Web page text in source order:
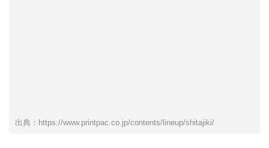
出典：https://www.printpac.co.jp/contents/lineup/shitajiki/